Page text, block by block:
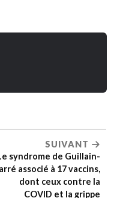
SUIVANT
syndrome de Guillain-
associé à 17 vaccins,
dont ceux contre la
COVID et la grippe